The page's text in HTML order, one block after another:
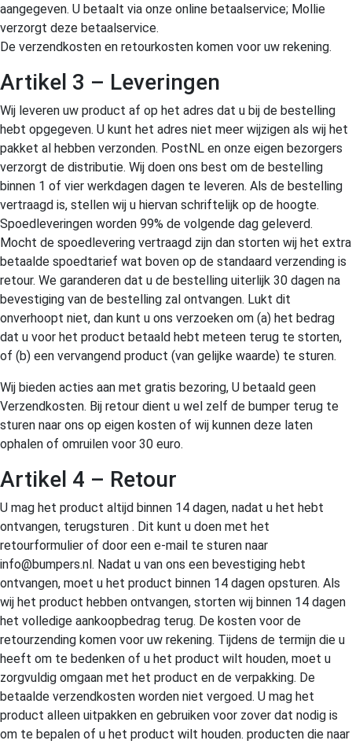
aangegeven. U betaalt via onze online betaalservice; Mollie
verzorgt deze betaalservice.
De verzendkosten en retourkosten komen voor uw rekening.
Artikel 3 – Leveringen
Wij leveren uw product af op het adres dat u bij de bestelling
hebt opgegeven. U kunt het adres niet meer wijzigen als wij het
pakket al hebben verzonden. PostNL en onze eigen bezorgers
verzorgt de distributie. Wij doen ons best om de bestelling
binnen 1 of vier werkdagen dagen te leveren. Als de bestelling
vertraagd is, stellen wij u hiervan schriftelijk op de hoogte.
Spoedleveringen worden 99% de volgende dag geleverd.
Mocht de spoedlevering vertraagd zijn dan storten wij het extra
betaalde spoedtarief wat boven op de standaard verzending is
retour. We garanderen dat u de bestelling uiterlijk 30 dagen na
bevestiging van de bestelling zal ontvangen. Lukt dit
onverhoopt niet, dan kunt u ons verzoeken om (a) het bedrag
dat u voor het product betaald hebt meteen terug te storten,
of (b) een vervangend product (van gelijke waarde) te sturen.
Wij bieden acties aan met gratis bezoring, U betaald geen
Verzendkosten. Bij retour dient u wel zelf de bumper terug te
sturen naar ons op eigen kosten of wij kunnen deze laten
ophalen of omruilen voor 30 euro.
Artikel 4 – Retour
U mag het product altijd binnen 14 dagen, nadat u het hebt
ontvangen, terugsturen . Dit kunt u doen met het
retourformulier of door een e-mail te sturen naar
info@bumpers.nl. Nadat u van ons een bevestiging hebt
ontvangen, moet u het product binnen 14 dagen opsturen. Als
wij het product hebben ontvangen, storten wij binnen 14 dagen
het volledige aankoopbedrag terug. De kosten voor de
retourzending komen voor uw rekening. Tijdens de termijn die u
heeft om te bedenken of u het product wilt houden, moet u
zorgvuldig omgaan met het product en de verpakking. De
betaalde verzendkosten worden niet vergoed. U mag het
product alleen uitpakken en gebruiken voor zover dat nodig is
om te bepalen of u het product wilt houden. producten die naar